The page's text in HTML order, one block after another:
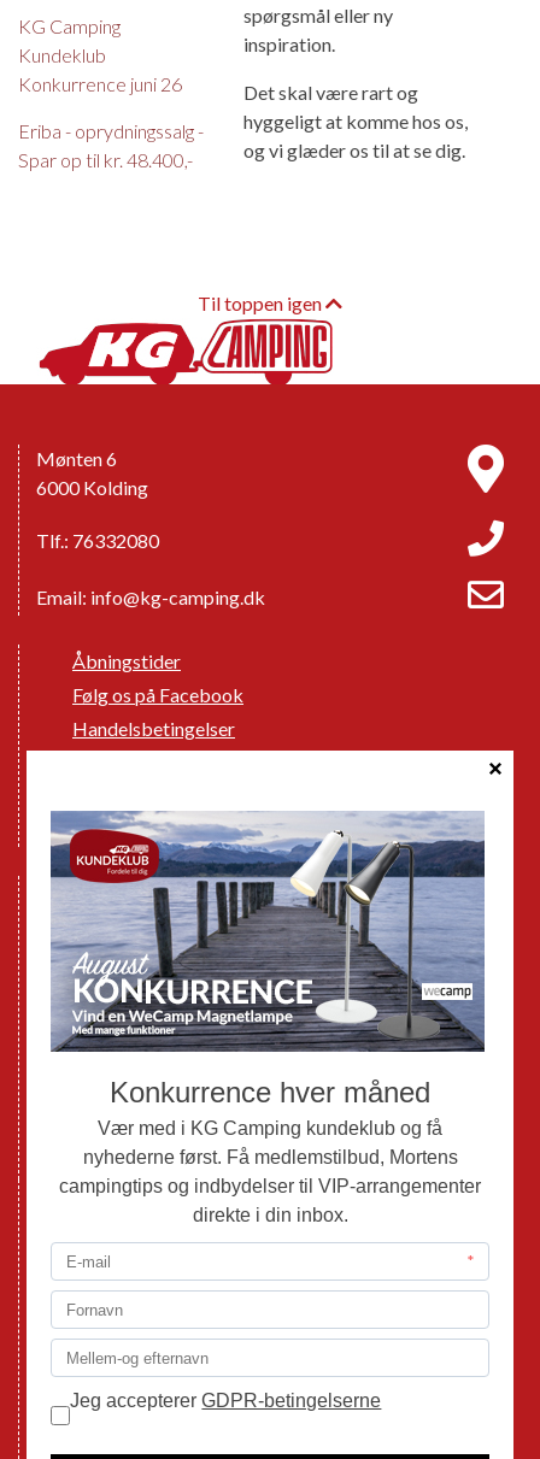
KG Camping
Kundeklub
Konkurrence juni 26
Eriba - oprydningssalg -
Spar op til kr. 48.400,-
spørgsmål eller ny
inspiration.
Det skal være rart og
hyggeligt at komme hos os,
og vi glæder os til at se dig.
Til toppen igen
Mønten 6
6000 Kolding
Tlf.: 76332080
Email: info@kg-camping.dk
Åbningstider
Følg os på Facebook
Handelsbetingelser
GPDR - Optagelse af foto og video
Nye Campingvogne
Nye Autocampere og Vans
Brugte Campingvogne
Brugte Autocampere og Vans
Webshop
Mortens Campingtips
KG Camping Kundeklub
Nyheder
Adria
Adria Autocampere
Eriba
Fendt
Hobby
Randger Van